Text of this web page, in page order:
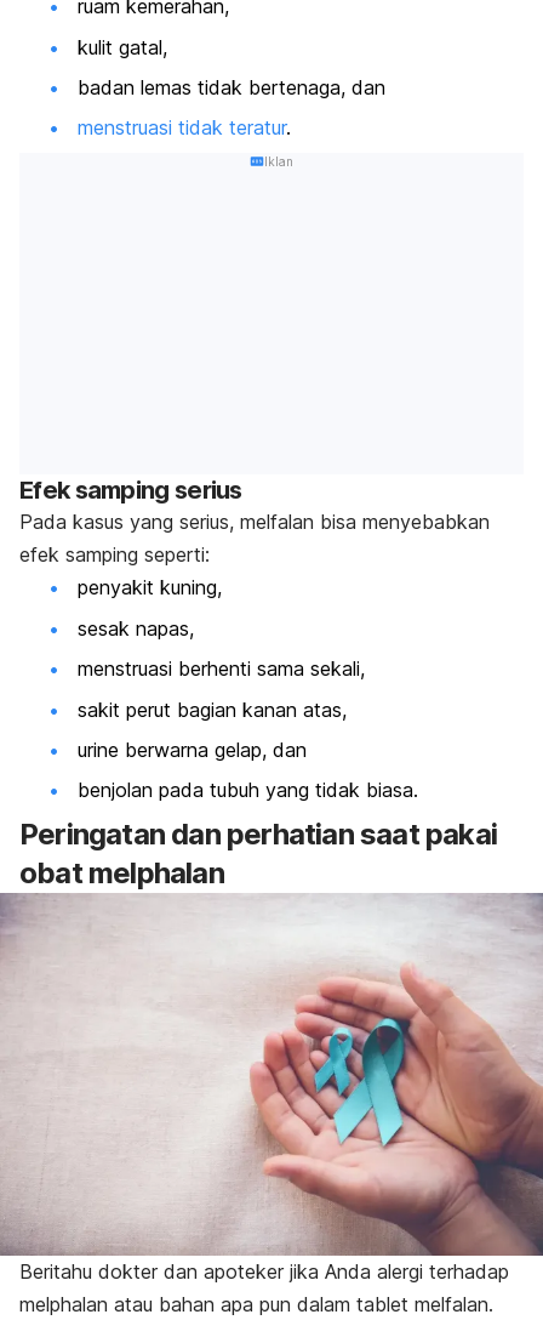
ruam kemerahan,
kulit gatal,
badan lemas tidak bertenaga, dan
menstruasi tidak teratur.
Iklan
Efek samping serius
Pada kasus yang serius, melfalan bisa menyebabkan
efek samping seperti:
penyakit kuning,
sesak napas,
menstruasi berhenti sama sekali,
sakit perut bagian kanan atas,
urine berwarna gelap, dan
benjolan pada tubuh yang tidak biasa.
Peringatan dan perhatian saat pakai
obat melphalan
Beritahu dokter dan apoteker jika Anda alergi terhadap
melphalan atau bahan apa pun dalam tablet melfalan.